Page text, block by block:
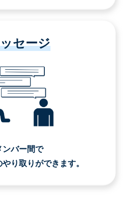
セージ
ンバー間で
やり取りができます。